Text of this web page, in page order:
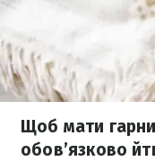
Щоб мати
обов’язково